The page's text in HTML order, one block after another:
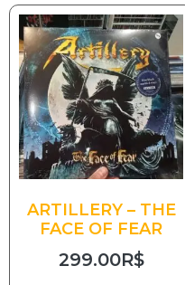
ARTILLERY – THE
FACE OF FEAR
299.00R$